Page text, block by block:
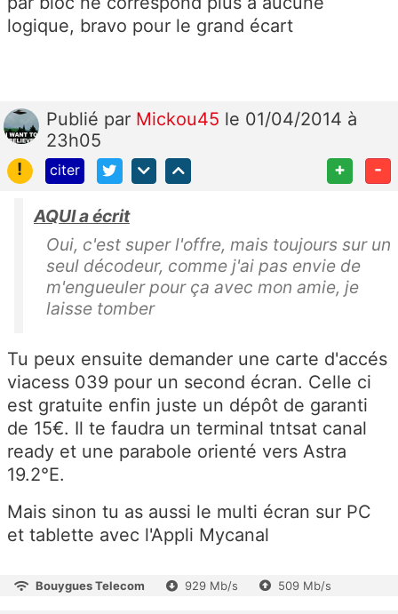
logique, bravo pour le grand écart
Publié par Mickou45 le 01/04/2014 à
23h05
!
citer + -
AQUI a écrit
Oui, c'est super l'offre, mais toujours sur un
seul décodeur, comme j'ai pas envie de
m'engueuler pour ça avec mon amie, je
laisse tomber
Tu peux ensuite demander une carte d'accés
viacess 039 pour un second écran. Celle ci
est gratuite enfin juste un dépôt de garanti
de 15€. Il te faudra un terminal tntsat canal
ready et une parabole orienté vers Astra
19.2°E.
Mais sinon tu as aussi le multi écran sur PC
et tablette avec l'Appli Mycanal
Bouygues Telecom 929 Mb/s 509 Mb/s